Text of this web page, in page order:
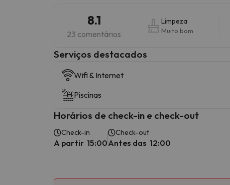
8.1
23 comentários
Limpeza
Muito bom
Serviços destacados
Wifi & Internet
Piscinas
Horários de check-in e check-out
Check-in
A partir 15:00
Check-out
Antes das 12:00